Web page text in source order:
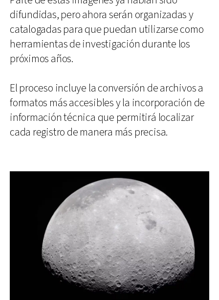
difundidas, pero ahora serán organizadas y
catalogadas para que puedan utilizarse como
herramientas de investigación durante los
próximos años.
El proceso incluye la conversión de archivos a
formatos más accesibles y la incorporación de
información técnica que permitirá localizar
cada registro de manera más precisa.